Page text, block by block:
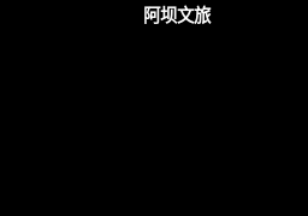
阿坝文旅